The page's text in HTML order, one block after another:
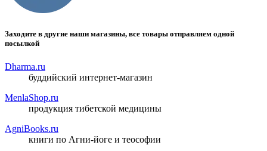
Заходите в другие наши магазины, все товары отправляем одной
посылкой
Dharma.ru
буддийский интернет-магазин
MenlaShop.ru
продукция тибетской медицины
AgniBooks.ru
книги по Агни-йоге и теософии